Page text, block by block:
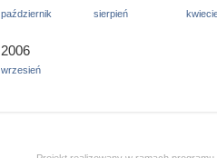
październik sierpień
2006
wrzesień